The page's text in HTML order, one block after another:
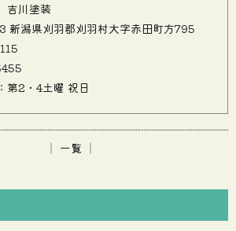
吉川塗装
潟県刈羽郡刈羽村大字赤田町方795
第2・4土曜 祝日
│ 一覧 │